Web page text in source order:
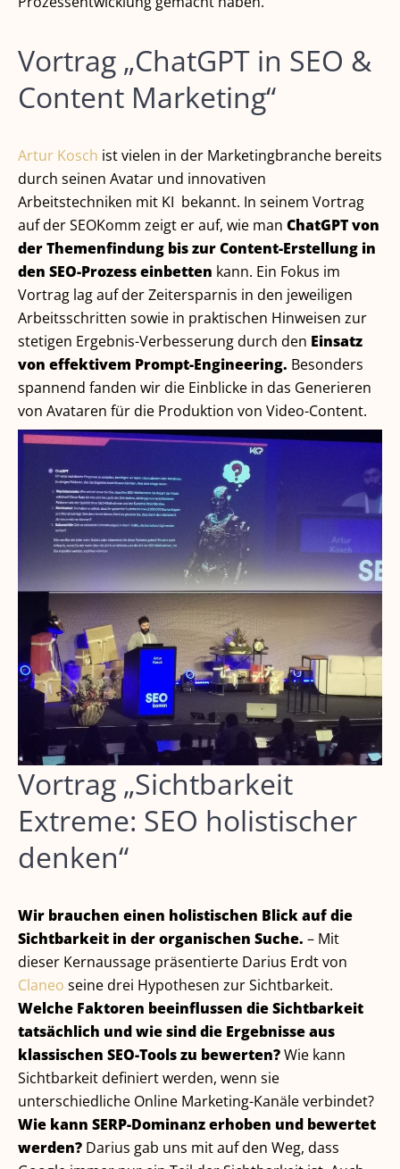
Vortrag „ChatGPT in SEO &
Content Marketing“
Artur Kosch ist vielen in der Marketingbranche bereits
durch seinen Avatar und innovativen
Arbeitstechniken mit KI bekannt. In seinem Vortrag
auf der SEOKomm zeigt er auf, wie man ChatGPT von
der Themenfindung bis zur Content-Erstellung in
den SEO-Prozess einbetten kann. Ein Fokus im
Vortrag lag auf der Zeitersparnis in den jeweiligen
Arbeitsschritten sowie in praktischen Hinweisen zur
stetigen Ergebnis-Verbesserung durch den Einsatz
von effektivem Prompt-Engineering. Besonders
spannend fanden wir die Einblicke in das Generieren
von Avataren für die Produktion von Video-Content.
Vortrag „Sichtbarkeit
Extreme: SEO holistischer
denken“
Wir brauchen einen holistischen Blick auf die
Sichtbarkeit in der organischen Suche. – Mit
dieser Kernaussage präsentierte Darius Erdt von
Claneo seine drei Hypothesen zur Sichtbarkeit.
Welche Faktoren beeinflussen die Sichtbarkeit
tatsächlich und wie sind die Ergebnisse aus
klassischen SEO-Tools zu bewerten?Wie kann
Sichtbarkeit definiert werden, wenn sie
unterschiedliche Online Marketing-Kanäle verbindet?
Wie kann SERP-Dominanz erhoben und bewertet
werden? Darius gab uns mit auf den Weg, dass